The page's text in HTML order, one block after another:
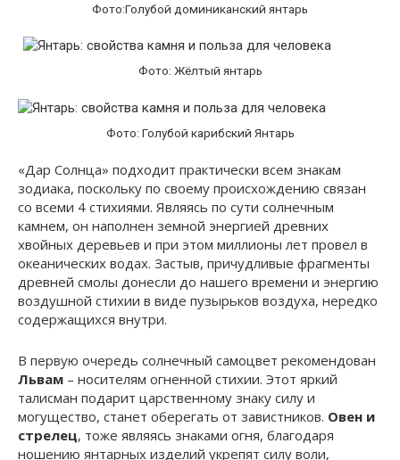
Фото:Голубой доминиканский янтарь
Фото: Жёлтый янтарь
Фото: Голубой карибский Янтарь
«Дар Солнца» подходит практически всем знакам
зодиака, поскольку по своему происхождению связан
со всеми 4 стихиями. Являясь по сути солнечным
камнем, он наполнен земной энергией древних
хвойных деревьев и при этом миллионы лет провел в
океанических водах. Застыв, причудливые фрагменты
древней смолы донесли до нашего времени и энергию
воздушной стихии в виде пузырьков воздуха, нередко
содержащихся внутри.
В первую очередь солнечный самоцвет рекомендован
Львам – носителям огненной стихии. Этот яркий
талисман подарит царственному знаку силу и
могущество, станет оберегать от завистников. Овен и
стрелец, тоже являясь знаками огня, благодаря
ношению янтарных изделий укрепят силу воли,